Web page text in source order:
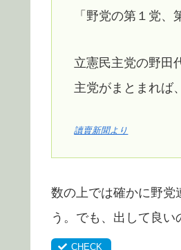
「野党の第１党
立憲民主党の野田
主党がまとまれば
讀賣新聞より
数の上では確かに野党
う。でも、出して良い